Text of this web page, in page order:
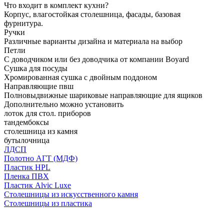
Что входит в комплект кухни?
Корпус, влагостойкая столешница, фасады, базовая
фурнитура.
Ручки
Различные варианты дизайна и материала на выбор
Петли
С доводчиком или без доводчика от компании Boyard
Сушка для посуды
Хромированная сушка с двойным поддоном
Направляющие пвш
Полновыдвижные шариковые направляющие для ящиков
Дополнительно можно установить
лоток для стол. приборов
тандембоксы
столешница из камня
бутылочница
ЛДСП
Полотно АГТ (МДФ)
Пластик HPL
Пленка ПВХ
Пластик Alvic Luxe
Столешницы из искусственного камня
Столешницы из пластика